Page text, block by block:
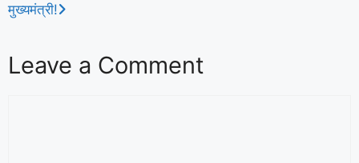
मुख्यमंत्री!
Leave a Comment